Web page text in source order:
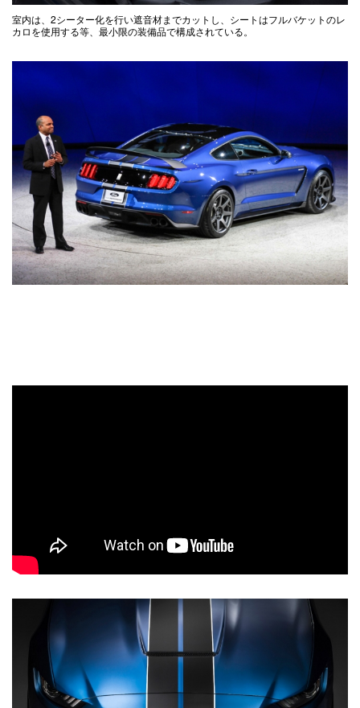
室内は、2シーター化を行い遮音材までカットし、シートはフルバケットのレ
カロを使用する等、最小限の装備品で構成されている。